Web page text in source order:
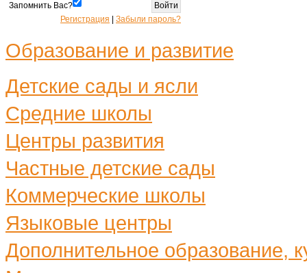
Запомнить Вас?
Регистрация
Забыли пароль?
Образование и развитие
Детские сады и ясли
Средние школы
Центры развития
Частные детские сады
Коммерческие школы
Языковые центры
Дополнительное образование,